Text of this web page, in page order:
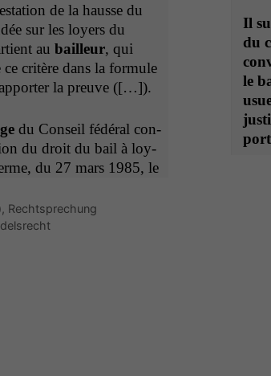
de la hausse du
sur les loy­ers du
au bailleur, qui
ce critère dans la for­mule
la preuve ([…]).
du Con­seil fédéral con­
du droit du bail à loy­
du 27 mars 1985, le
Il
du
le
, Rechtsprechung